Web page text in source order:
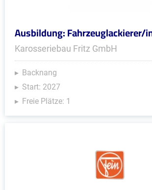
Ausbildung:
Karosseriebau Fritz GmbH
Backnang
Start: 2027
Freie Plätze: 1